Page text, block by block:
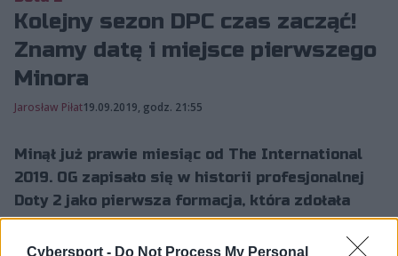
Cybersport - Do Not Process My Personal
Kolejny sezon DPC czas zacząć!
Znamy datę i miejsce pierwszego
Minora
Jarosław Piłat19.09.2019, godz. 21:55
Minął już prawie miesiąc od The International
2019. OG zapisało się w historii profesjonalnej
Doty 2 jako pierwsza formacja, która zdołała
obronić tyt...